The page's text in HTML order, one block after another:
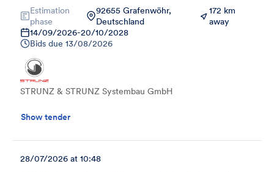
Estimation
phase
92655 Grafenwöhr,
Deutschland
172 km
away
14/09/2026-20/10/2028
Bids due 13/08/2026
STRUNZ & STRUNZ Systembau GmbH
Show tender
28/07/2026 at 10:48